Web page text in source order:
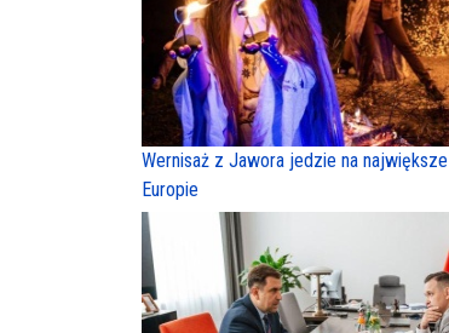
Wernisaż z Jawora jedzie na
Europie